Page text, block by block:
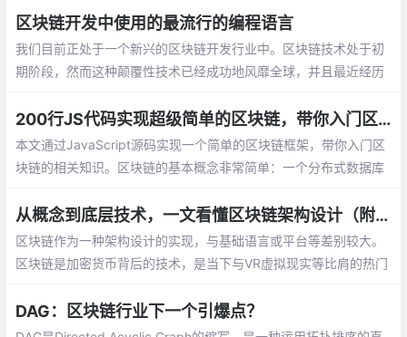
物。
区块链开发中使用的最流行的编程语言
我们目前正处于一个新兴的区块链开发行业中。区块链技术处于初
期阶段，然而这种颠覆性技术已经成功地风靡全球，并且最近经历
块链网络并在其上部署分散的应用程序
200行JS代码实现超级简单的区块链，带你入门区块链
本文通过JavaScript源码实现一个简单的区块链框架，带你入门区
块链的相关知识。区块链的基本概念非常简单：一个分布式数据库
从概念到底层技术，一文看懂区块链架构设计（附知识图谱）
区块链作为一种架构设计的实现，与基础语言或平台等差别较大。
区块链是加密货币背后的技术，是当下与VR虚拟现实等比肩的热门
构，所以我们从架构设计的角度谈谈区块链的技术实现。
DAG：区块链行业下一个引爆点？